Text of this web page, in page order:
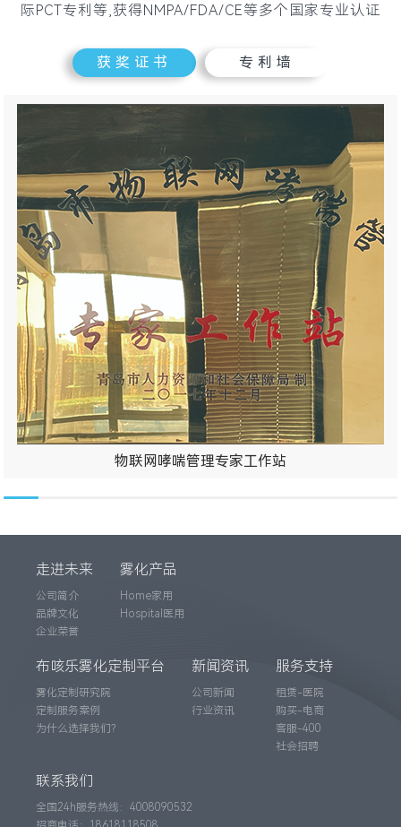
际PCT专利等,获得NMPA/FDA/CE等多个国家专业认证
获奖证书 专利墙
物联网哮喘管理专家工作站
走进未来
公司简介
品牌文化
企业荣誉
雾化产品
Home家用
Hospital医用
布咳乐雾化定制平台
雾化定制研究院
定制服务案例
为什么选择我们？
新闻资讯
公司新闻
行业资讯
服务支持
租赁-医院
购买-电商
客服-400
社会招聘
联系我们
全国24h服务热线：4008090532